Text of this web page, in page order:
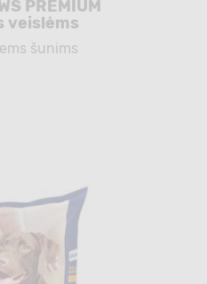
PREMIUM
veislėms
šunims